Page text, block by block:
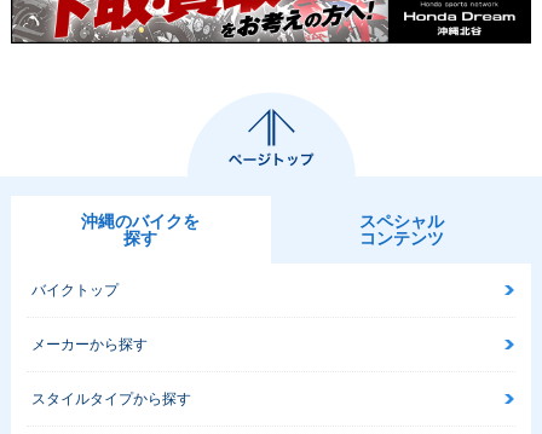
沖縄のバイクを
探す
スペシャル
コンテンツ
バイクトップ
メーカーから探す
スタイルタイプから探す